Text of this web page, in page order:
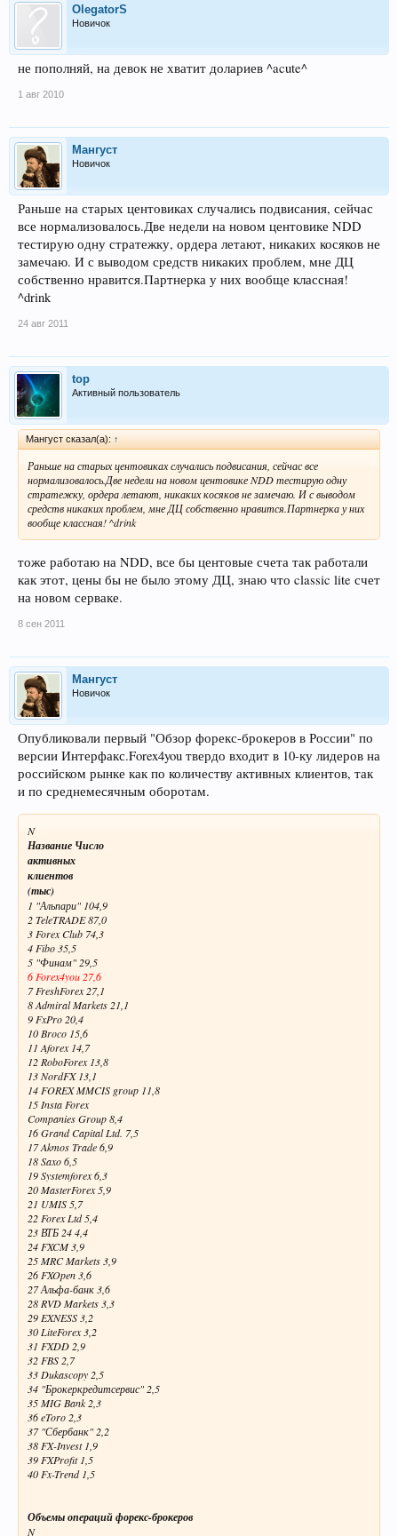
OlegatorS
Новичок
не пополняй, на девок не хватит долариев ^acute^
1 авг 2010
Мангуст
Новичок
Раньше на старых центовиках случались подвисания, сейчас
все нормализовалось.Две недели на новом центовике NDD
тестирую одну стратежку, ордера летают, никаких косяков не
замечаю. И с выводом средств никаких проблем, мне ДЦ
собственно нравится.Партнерка у них вообще классная!
^drink
24 авг 2011
top
Активный пользователь
Мангуст сказал(а): ↑
Раньше на старых центовиках случались подвисания, сейчас все
нормализовалось.Две недели на новом центовике NDD тестирую одну
стратежку, ордера летают, никаких косяков не замечаю. И с выводом
средств никаких проблем, мне ДЦ собственно нравится.Партнерка у них
вообще классная! ^drink
тоже работаю на NDD, все бы центовые счета так работали
как этот, цены бы не было этому ДЦ, знаю что classic lite счет
на новом серваке.
8 сен 2011
Мангуст
Новичок
Опубликовали первый "Обзор форекс-брокеров в России" по
версии Интерфакс.Forex4you твердо входит в 10-ку лидеров на
российском рынке как по количеству активных клиентов, так
и по среднемесячным оборотам.
N
Название Число
активных
клиентов
(тыс)
1 "Альпари" 104,9
2 TeleTRADE 87,0
3 Forex Club 74,3
4 Fibo 35,5
5 "Финам" 29,5
6 Forex4you 27,6
7 FreshForex 27,1
8 Admiral Markets 21,1
9 FxPro 20,4
10 Broco 15,6
11 Aforex 14,7
12 RoboForex 13,8
13 NordFX 13,1
14 FOREX MMCIS group 11,8
15 Insta Forex
Companies Group 8,4
16 Grand Capital Ltd. 7,5
17 Akmos Trade 6,9
18 Saxo 6,5
19 Systemforex 6,3
20 MasterForex 5,9
21 UMIS 5,7
22 Forex Ltd 5,4
23 ВТБ 24 4,4
24 FXCM 3,9
25 MRC Markets 3,9
26 FXOpen 3,6
27 Альфа-банк 3,6
28 RVD Markets 3,3
29 EXNESS 3,2
30 LiteForex 3,2
31 FXDD 2,9
32 FBS 2,7
33 Dukascopy 2,5
34 "Брокеркредитсервис" 2,5
35 MIG Bank 2,3
36 eToro 2,3
37 "Сбербанк" 2,2
38 FX-Invest 1,9
39 FXProfit 1,5
40 Fx-Trend 1,5
Объемы операций форекс-брокеров
N